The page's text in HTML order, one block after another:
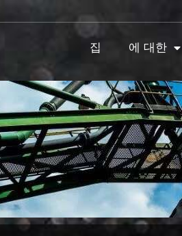
집 에 대한